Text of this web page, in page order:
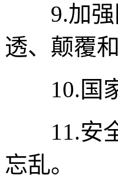
9.加强
透、颠覆
10.国家
11.安全
忘乱。